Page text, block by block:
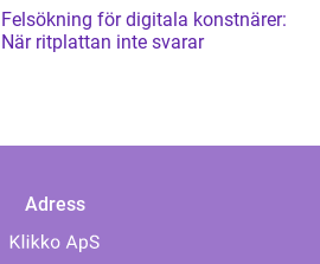
Felsökning för digitala konstnärer:
När ritplattan inte svarar
Adress